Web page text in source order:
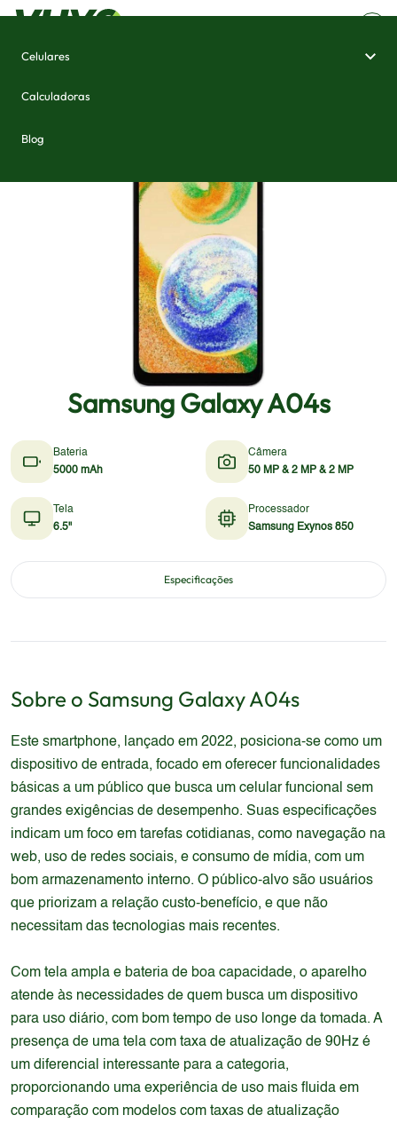
Celulares
Calculadoras
Blog
Samsung Galaxy A04s
Bateria
5000 mAh
Câmera
50 MP & 2 MP & 2 MP
Tela
6.5"
Processador
Samsung Exynos 850
Especificações
Sobre o Samsung Galaxy A04s
Este smartphone, lançado em 2022, posiciona-se como um
dispositivo de entrada, focado em oferecer funcionalidades
básicas a um público que busca um celular funcional sem
grandes exigências de desempenho. Suas especificações
indicam um foco em tarefas cotidianas, como navegação na
web, uso de redes sociais, e consumo de mídia, com um
bom armazenamento interno. O público-alvo são usuários
que priorizam a relação custo-benefício, e que não
necessitam das tecnologias mais recentes.
Com tela ampla e bateria de boa capacidade, o aparelho
atende às necessidades de quem busca um dispositivo
para uso diário, com bom tempo de uso longe da tomada. A
presença de uma tela com taxa de atualização de 90Hz é
um diferencial interessante para a categoria,
proporcionando uma experiência de uso mais fluida em
comparação com modelos com taxas de atualização